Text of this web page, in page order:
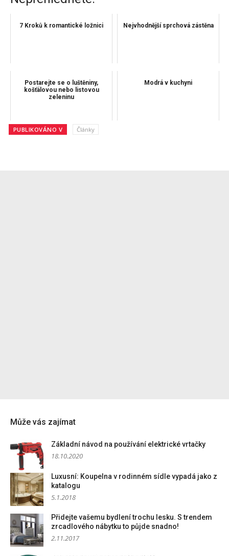
7 Kroků k romantické ložnici Nejvhodnější sprchová zástěna
Postarejte se o luštěniny,
košťálovou nebo listovou
zeleninu
Modrá v kuchyni
PUBLIKOVÁNO V Články
Může vás zajímat
Základní návod na používání elektrické vrtačky
18.10.2020
Luxusní: Koupelna v rodinném sídle vypadá jako z
katalogu
5.1.2018
Přidejte vašemu bydlení trochu lesku. S trendem
zrcadlového nábytku to půjde snadno!
2.11.2017